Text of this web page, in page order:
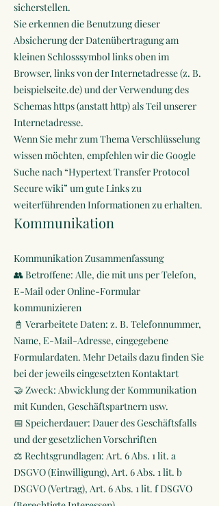
sicherstellen.
Sie erkennen die Benutzung dieser
Absicherung der Datenübertragung am
kleinen Schlosssymbol links oben im
Browser, links von der Internetadresse (z. B.
beispielseite.de) und der Verwendung des
Schemas https (anstatt http) als Teil unserer
Internetadresse.
Wenn Sie mehr zum Thema Verschlüsselung
wissen möchten, empfehlen wir die Google
Suche nach “Hypertext Transfer Protocol
Secure wiki” um gute Links zu
weiterführenden Informationen zu erhalten.
Kommunikation
Kommunikation Zusammenfassung
👥 Betroffene: Alle, die mit uns per Telefon,
E-Mail oder Online-Formular
kommunizieren
📓 Verarbeitete Daten: z. B. Telefonnummer,
Name, E-Mail-Adresse, eingegebene
Formulardaten. Mehr Details dazu finden Sie
bei der jeweils eingesetzten Kontaktart
🤝 Zweck: Abwicklung der Kommunikation
mit Kunden, Geschäftspartnern usw.
📅 Speicherdauer: Dauer des Geschäftsfalls
und der gesetzlichen Vorschriften
⚖️ Rechtsgrundlagen: Art. 6 Abs. 1 lit. a
DSGVO (Einwilligung), Art. 6 Abs. 1 lit. b
DSGVO (Vertrag), Art. 6 Abs. 1 lit. f DSGVO